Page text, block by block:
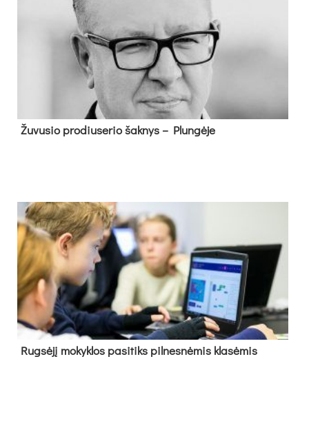
Žu­vu­sio pro­diu­se­rio šak­nys – Plun­gė­je
Rug­sė­jį mo­kyk­los pa­si­tiks pil­nes­nė­mis kla­sė­mis